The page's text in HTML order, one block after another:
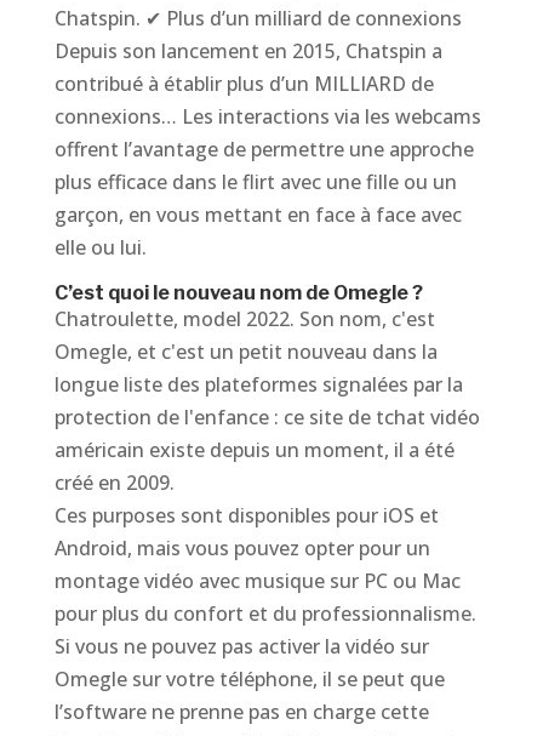
Chatspin. ✔ Plus d’un milliard de connexions
Depuis son lancement en 2015, Chatspin a
contribué à établir plus d’un MILLIARD de
connexions… Les interactions via les webcams
offrent l’avantage de permettre une approche
plus efficace dans le flirt avec une fille ou un
garçon, en vous mettant en face à face avec
elle ou lui.
C’est quoi le nouveau nom de Omegle ?
Chatroulette, model 2022. Son nom, c'est
Omegle, et c'est un petit nouveau dans la
longue liste des plateformes signalées par la
protection de l'enfance : ce site de tchat vidéo
américain existe depuis un moment, il a été
créé en 2009.
Ces purposes sont disponibles pour iOS et
Android, mais vous pouvez opter pour un
montage vidéo avec musique sur PC ou Mac
pour plus du confort et du professionnalisme.
Si vous ne pouvez pas activer la vidéo sur
Omegle sur votre téléphone, il se peut que
l’software ne prenne pas en charge cette